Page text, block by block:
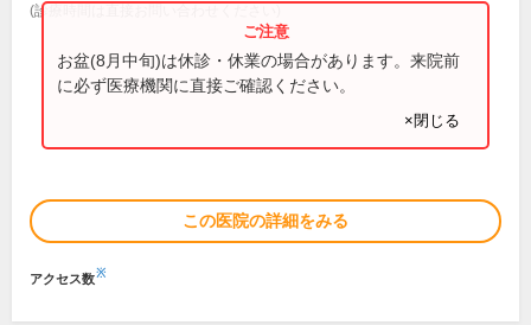
(診療時間は直接お問い合わせください)
お盆(8月中旬)は休診・休業の場合があります。来院前
に必ず医療機関に直接ご確認ください。
×閉じる
この医院の詳細をみる
アクセス数※